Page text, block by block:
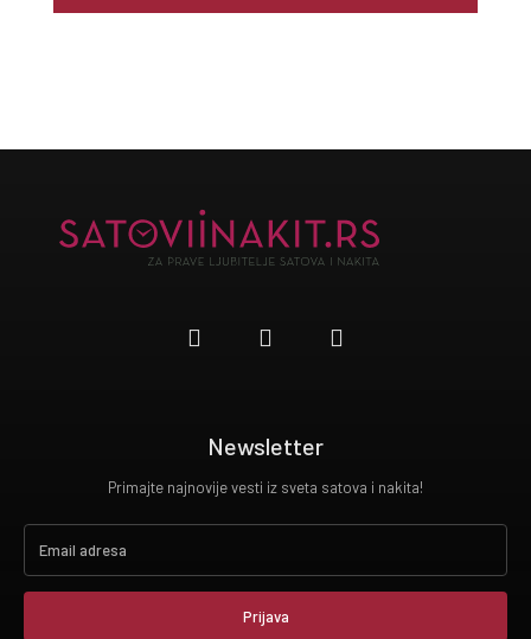
Newsletter
Primajte najnovije vesti iz sveta satova i nakita!
Prijava